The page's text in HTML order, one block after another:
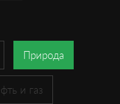
Природа
и газ